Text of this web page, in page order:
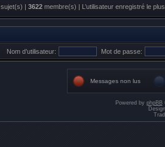
sujet(s) | 3622 membre(s) | L’utilisateur enregistré le
Nom d’utilisateur: Mot de passe:
Messages non lus
Powered by phpBB